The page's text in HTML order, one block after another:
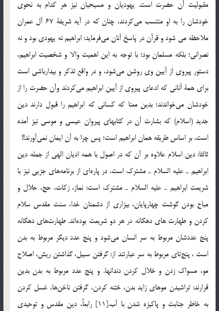
مقبوليت آن حضرت است. يهوديان و مسيحيان نيز هر كدام به نحوي
خودشان را به او منتسب مي‌كردند، چنان كه در آيه شريفة 67 آل عمران
ملاحظه مي شود و قرآن در پاسخ آنان مي‌فرمايد: ابراهيم نه يهودي بود و نه
نصراني؛ بلكه مسلمان بود؛‌ با توجه به اين اهميت والا و شخصيت ابراهيم،
دستور پيروي از آيين وي روشن مي‌شود، و در واقع تذكر و بيدارباشي است
براي همة آناني كه ادعاي پيروي از آيين ابراهيم مي‌كردند وآن حضرت را از
خودشان مي‌خواندند؛ بدين معنا كه كساني كه ابراهيم را قبول دارند دين
جديد (اسلام) كه بشارت آن در كتابهاي پيروان عيسي و موسي نيز آمده
است، بر اساس طريقه همان ابراهيم است؛ پس چرا به آن ايمان نمي‌آورند!!
‌ثالثا: دين اسلام علاوه بر آن كه در اصول با همه اديان الهي از جمله دين
ابراهيم ـ عليه السلام ـ مشترك است،‌ در پاره‌اي از برنامه‌هاي جزيي نيز با
شريعت ابراهيم ـ عليه السلام ـ مشترك است: نماز، زكات، حج، حلال و
مباح بودن گوشت چهارپايان، بيزاري از دشمنان خدا، سنت مقدس سلام
كردن و طهارت هاي دهگانه در هر دو شريعت بوده‌اند. طهارت‌هاي دهگانه
پنج عددشان مربوط به سر انسان مي‌شود و پنج عدد ديگر مربوط به بدن
است ، پنج‌تاي مربوط به سر عبارتند از: گرفتن سبيل، گذاشتن ريش، اصلاح
مو، مسواك زدن و خلال كردن دندانها. و پنج عدد مربوط به بدن بدين
قرارند: تراشيدن موهاي زايد بدن، ختنه كردن، گرفتن ناخن‌ها، غسل كردن
به خاطر جنابت و پاكيزه شدن با آب.[11] رابعاً، دين مقدس و توحيدي